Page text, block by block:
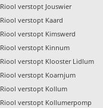
Riool verstopt Jouswier
Riool verstopt Kaard
Riool verstopt Kimswerd
Riool verstopt Kinnum
Riool verstopt Klooster Lidlum
Riool verstopt Koarnjum
Riool verstopt Kollum
Riool verstopt Kollumerpomp